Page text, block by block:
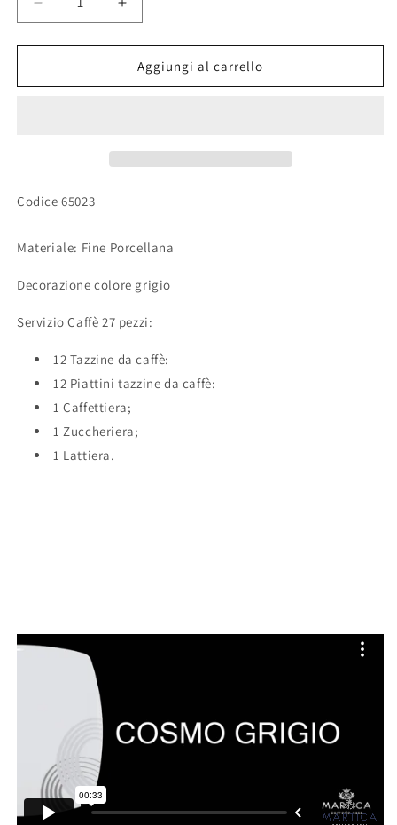
Diminuisci
quantità
per
tazzine
Cosmo
Aumenta
quantità
per
Servizio
tazzine
Aggiungi al carrello
CodiceSKU:
65023
Materiale: Fine Porcellana
Decorazione colore grigio
Servizio Caffè 27 pezzi:
12 Tazzine da caffè:
12 Piattini tazzine da caffè:
1 Caffettiera;
1 Zuccheriera;
1 Lattiera.